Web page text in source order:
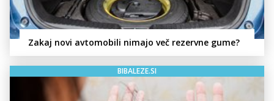
Zakaj novi avtomobili nimajo več rezervne gume?
BIBALEZE.SI